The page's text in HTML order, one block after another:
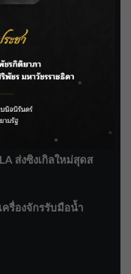
าโครงการประตู
กกินอะไรหลังจาก
ต”
การหุบกะพง–ห้วย
ส่งซิงเกิลใหม่สุดส
ครื่องจักรรับมือน้ำ